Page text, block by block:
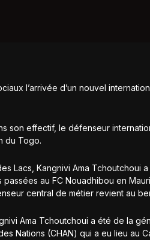
l’arrivée d’un nouvel
son effectif, le défenseur
du Togo.
Lacs, Kangnivi Ama Tchoutchoui
au FC Nouadhibou en
central de métier revient au
Ama Tchoutchoui a été de la
Nations (CHAN) qui a eu lieu au